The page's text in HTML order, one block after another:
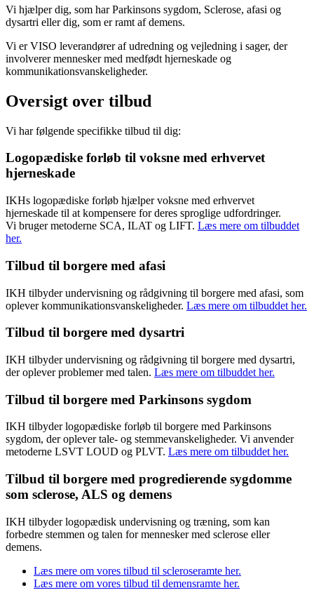
Vi hjælper dig, som har Parkinsons sygdom, Sclerose, afasi og
dysartri eller dig, som er ramt af demens.
Vi er VISO leverandører af udredning og vejledning i sager, der
involverer mennesker med medfødt hjerneskade og
kommunikationsvanskeligheder.
Oversigt over tilbud
Vi har følgende specifikke tilbud til dig:
Logopædiske forløb til voksne med erhvervet
hjerneskade
IKHs logopædiske forløb hjælper voksne med erhvervet
hjerneskade til at kompensere for deres sproglige udfordringer.
Vi bruger metoderne SCA, ILAT og LIFT. Læs mere om tilbuddet
her.
Tilbud til borgere med afasi
IKH tilbyder undervisning og rådgivning til borgere med afasi, som
oplever kommunikationsvanskeligheder. Læs mere om tilbuddet her.
Tilbud til borgere med dysartri
IKH tilbyder undervisning og rådgivning til borgere med dysartri,
der oplever problemer med talen. Læs mere om tilbuddet her.
Tilbud til borgere med Parkinsons sygdom
IKH tilbyder logopædiske forløb til borgere med Parkinsons
sygdom, der oplever tale- og stemmevanskeligheder. Vi anvender
metoderne LSVT LOUD og PLVT. Læs mere om tilbuddet her.
Tilbud til borgere med progredierende sygdomme
som sclerose, ALS og demens
IKH tilbyder logopædisk undervisning og træning, som kan
forbedre stemmen og talen for mennesker med sclerose eller
demens.
Læs mere om vores tilbud til scleroseramte her.
Læs mere om vores tilbud til demensramte her.